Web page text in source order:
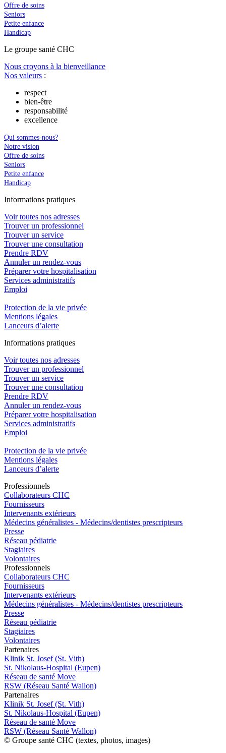
Offre de soins
Seniors
Petite enfance
Handicap
Le groupe santé CHC
Nous croyons à la bienveillance
Nos valeurs :
respect
bien-être
responsabilité
excellence
Qui sommes-nous?
Notre vision
Offre de soins
Seniors
Petite enfance
Handicap
Informations pratiques
Voir toutes nos adresses
Trouver un professionnel
Trouver un service
Trouver une consultation
Prendre RDV
Annuler un rendez-vous
Préparer votre hospitalisation
Services administratifs
Emploi​
Protection de la vie privée
Mentions légales
Lanceurs d’alerte
Informations pratiques
Voir toutes nos adresses
Trouver un professionnel
Trouver un service
Trouver une consultation
Prendre RDV
Annuler un rendez-vous
Préparer votre hospitalisation
Services administratifs
Emploi​
Protection de la vie privée
Mentions légales
Lanceurs d’alerte
Professionnels
Collaborateurs CHC
Fournisseurs
Intervenants extérieurs
Médecins généralistes - Médecins/dentistes prescripteurs
Presse
Réseau pédiatrie
Stagiaires
Volontaires
Professionnels
Collaborateurs CHC
Fournisseurs
Intervenants extérieurs
Médecins généralistes - Médecins/dentistes prescripteurs
Presse
Réseau pédiatrie
Stagiaires
Volontaires
Partenaires
Klinik St. Josef (St. Vith)
St. Nikolaus-Hospital (Eupen)
Réseau de santé Move
RSW (Réseau Santé Wallon)
Partenaires
Klinik St. Josef (St. Vith)
St. Nikolaus-Hospital (Eupen)
Réseau de santé Move
RSW (Réseau Santé Wallon)
© Groupe santé CHC (textes, photos, images)